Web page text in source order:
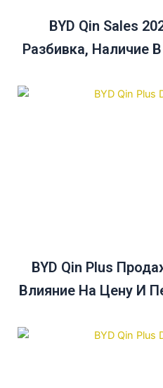
BYD Qin Sales
Разбивка, Наличие
BYD Qin Plus
Влияние На Цену И